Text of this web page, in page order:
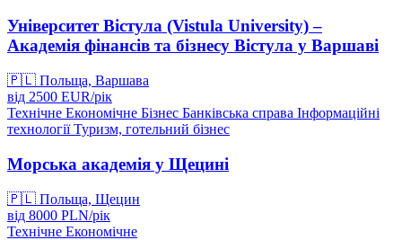
Університет Вістула (Vistula University) –
Академія фінансів та бізнесу Вістула у Варшаві
🇵🇱 Польща, Варшава
від 2500 EUR/рік
Технічне Економічне Бізнес Банківська справа Інформаційні
технології Туризм, готельний бізнес
Морська академія у Щецині
🇵🇱 Польща, Щецин
від 8000 PLN/рік
Технічне Економічне